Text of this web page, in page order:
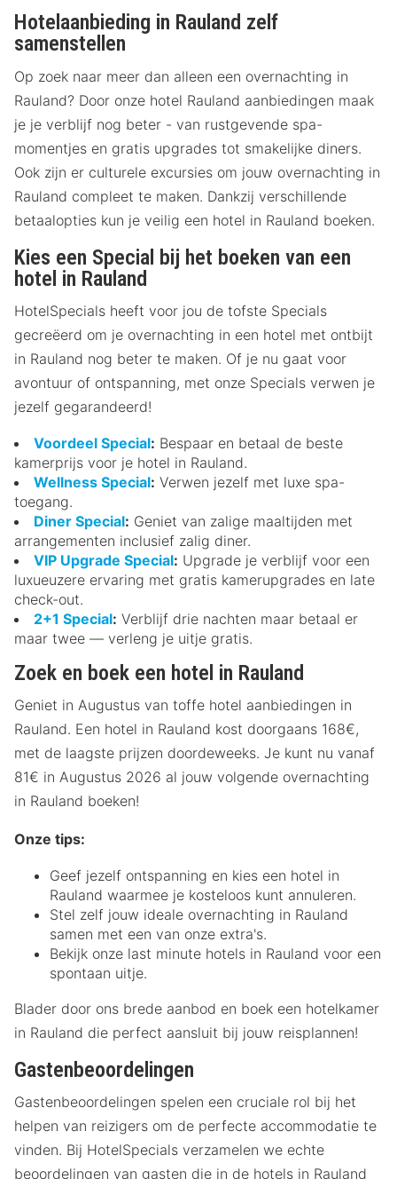
Hotelaanbieding in Rauland zelf
samenstellen
Op zoek naar meer dan alleen een overnachting in
Rauland? Door onze hotel Rauland aanbiedingen maak
je je verblijf nog beter - van rustgevende spa-
momentjes en gratis upgrades tot smakelijke diners.
Ook zijn er culturele excursies om jouw overnachting in
Rauland compleet te maken. Dankzij verschillende
betaalopties kun je veilig een hotel in Rauland boeken.
Kies een Special bij het boeken van een
hotel in Rauland
HotelSpecials heeft voor jou de tofste Specials
gecreëerd om je overnachting in een hotel met ontbijt
in Rauland nog beter te maken. Of je nu gaat voor
avontuur of ontspanning, met onze Specials verwen je
jezelf gegarandeerd!
Voordeel Special: Bespaar en betaal de beste
kamerprijs voor je hotel in Rauland.
Wellness Special: Verwen jezelf met luxe spa-
toegang.
Diner Special: Geniet van zalige maaltijden met
arrangementen inclusief zalig diner.
VIP Upgrade Special: Upgrade je verblijf voor een
luxueuzere ervaring met gratis kamerupgrades en late
check-out.
2+1 Special: Verblijf drie nachten maar betaal er
maar twee — verleng je uitje gratis.
Zoek en boek een hotel in Rauland
Geniet in Augustus van toffe hotel aanbiedingen in
Rauland. Een hotel in Rauland kost doorgaans 168€,
met de laagste prijzen doordeweeks. Je kunt nu vanaf
81€ in Augustus 2026 al jouw volgende overnachting
in Rauland boeken!
Onze tips:
Geef jezelf ontspanning en kies een hotel in
Rauland waarmee je kosteloos kunt annuleren.
Stel zelf jouw ideale overnachting in Rauland
samen met een van onze extra's.
Bekijk onze last minute hotels in Rauland voor een
spontaan uitje.
Blader door ons brede aanbod en boek een hotelkamer
in Rauland die perfect aansluit bij jouw reisplannen!
Gastenbeoordelingen
Gastenbeoordelingen spelen een cruciale rol bij het
helpen van reizigers om de perfecte accommodatie te
vinden. Bij HotelSpecials verzamelen we echte
beoordelingen van gasten die in de hotels in Rauland